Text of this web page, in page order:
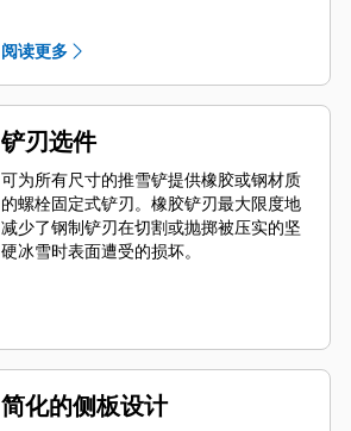
阅读更多
铲刃选件
可为所有尺寸的推雪铲提供橡胶或钢材质
的螺栓固定式铲刃。橡胶铲刃最大限度地
减少了钢制铲刃在切割或抛掷被压实的坚
硬冰雪时表面遭受的损坏。
简化的侧板设计